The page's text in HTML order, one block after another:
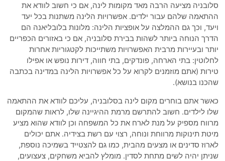
סלובניה מציעה הרבה מאד מקומות לינה, אם כי חשוב לוודא את
ההתאמה שלהם עבור ילדים. אפשרויות הלינה משתנות בכל יעד
ויעד, וכך גם ההמלצה על אופציות הלינה: מלונות בלובליאנה הם
הדרך הנוחה ביותר לשהות בבירת סלובניה, אם כי באזורים הכפריים
יותר ובעיירות מרבית האפשרויות משתייכות לקטגוריות אחרות
לחלוטין: בתי הארחה, פונדקים, בתי חווה, דירות נופש או אפילו
טירות (אתם מוזמנים לקרוא על כל אפשרויות הלינה במדינה בכתבה
שהכנו בנושא).
כאשר אתם בוחרים מקום לינה בסלובניה, עליכם לוודא את ההתאמה
שלו לילדים. חשוב להתרשם מרמת ההיגיינה שלו, לראות שהמקום
מרווח מספיק על מנת לארח את כל המשפחה וכן לוודא שהוא מציע
מיטת תינוקות מרווחת ונוחה, רצוי עם רשת בצידיה. אתם יכולים
לארוז סדינים או מצעים מהבית, כמו גם להצטייד בשמיכה נוספת,
שניתן יהיה לשים מתחת לסדין. מומלץ להביא משחקים, צעצועים,